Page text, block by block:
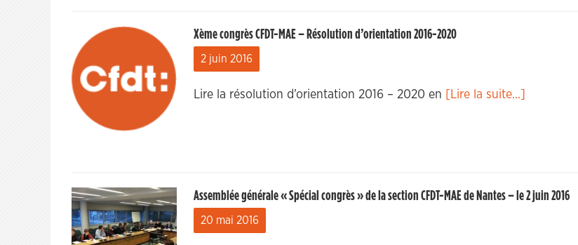
Xème congrès CFDT-MAE – Résolution d’orientation 2016-2020
2 juin 2016
Lire la résolution d’orientation 2016 – 2020 en [Lire la suite...]
Assemblée générale « Spécial congrès » de la section CFDT-MAE de Nantes – le 2 juin 2016
20 mai 2016